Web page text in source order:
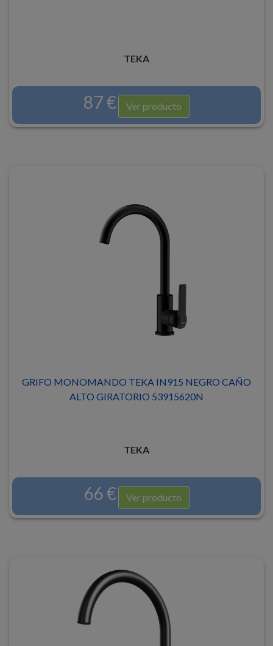
TEKA
87 € Ver producto
GRIFO MONOMANDO TEKA IN915 NEGRO CAÑO
ALTO GIRATORIO 53915620N
TEKA
66 € Ver producto